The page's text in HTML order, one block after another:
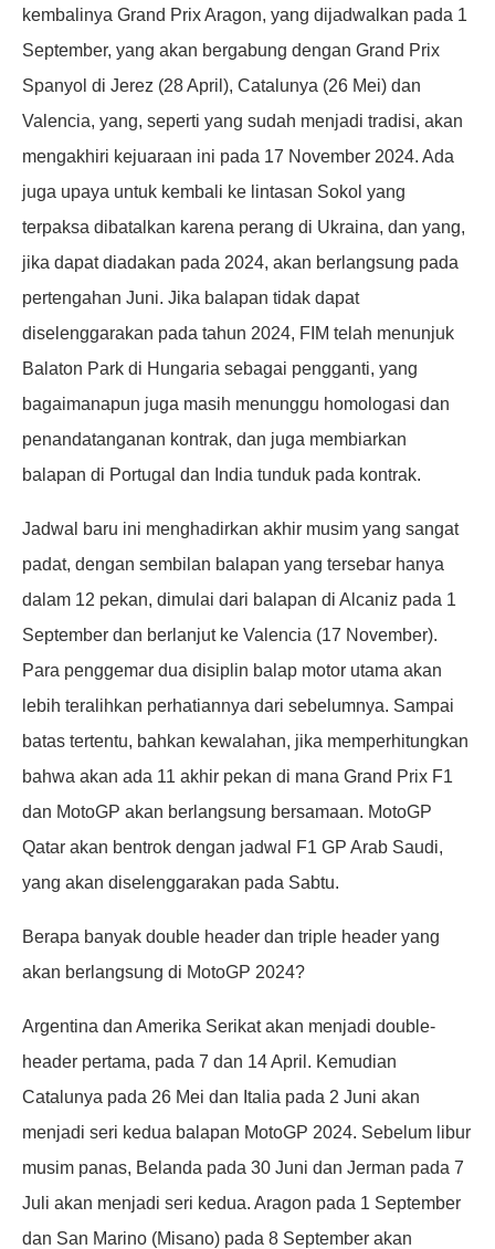
kembalinya Grand Prix Aragon, yang dijadwalkan pada 1
September, yang akan bergabung dengan Grand Prix
Spanyol di Jerez (28 April), Catalunya (26 Mei) dan
Valencia, yang, seperti yang sudah menjadi tradisi, akan
mengakhiri kejuaraan ini pada 17 November 2024. Ada
juga upaya untuk kembali ke lintasan Sokol yang
terpaksa dibatalkan karena perang di Ukraina, dan yang,
jika dapat diadakan pada 2024, akan berlangsung pada
pertengahan Juni. Jika balapan tidak dapat
diselenggarakan pada tahun 2024, FIM telah menunjuk
Balaton Park di Hungaria sebagai pengganti, yang
bagaimanapun juga masih menunggu homologasi dan
penandatanganan kontrak, dan juga membiarkan
balapan di Portugal dan India tunduk pada kontrak.
Jadwal baru ini menghadirkan akhir musim yang sangat
padat, dengan sembilan balapan yang tersebar hanya
dalam 12 pekan, dimulai dari balapan di Alcaniz pada 1
September dan berlanjut ke Valencia (17 November).
Para penggemar dua disiplin balap motor utama akan
lebih teralihkan perhatiannya dari sebelumnya. Sampai
batas tertentu, bahkan kewalahan, jika memperhitungkan
bahwa akan ada 11 akhir pekan di mana Grand Prix F1
dan MotoGP akan berlangsung bersamaan. MotoGP
Qatar akan bentrok dengan jadwal F1 GP Arab Saudi,
yang akan diselenggarakan pada Sabtu.
Berapa banyak double header dan triple header yang
akan berlangsung di MotoGP 2024?
Argentina dan Amerika Serikat akan menjadi double-
header pertama, pada 7 dan 14 April. Kemudian
Catalunya pada 26 Mei dan Italia pada 2 Juni akan
menjadi seri kedua balapan MotoGP 2024. Sebelum libur
musim panas, Belanda pada 30 Juni dan Jerman pada 7
Juli akan menjadi seri kedua. Aragon pada 1 September
dan San Marino (Misano) pada 8 September akan